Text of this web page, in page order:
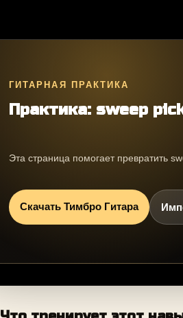
ГИТАРНАЯ ПРАКТИКА
Практика: sweep
Эта страница помогает превратить
Скачать Тимбро Гитара